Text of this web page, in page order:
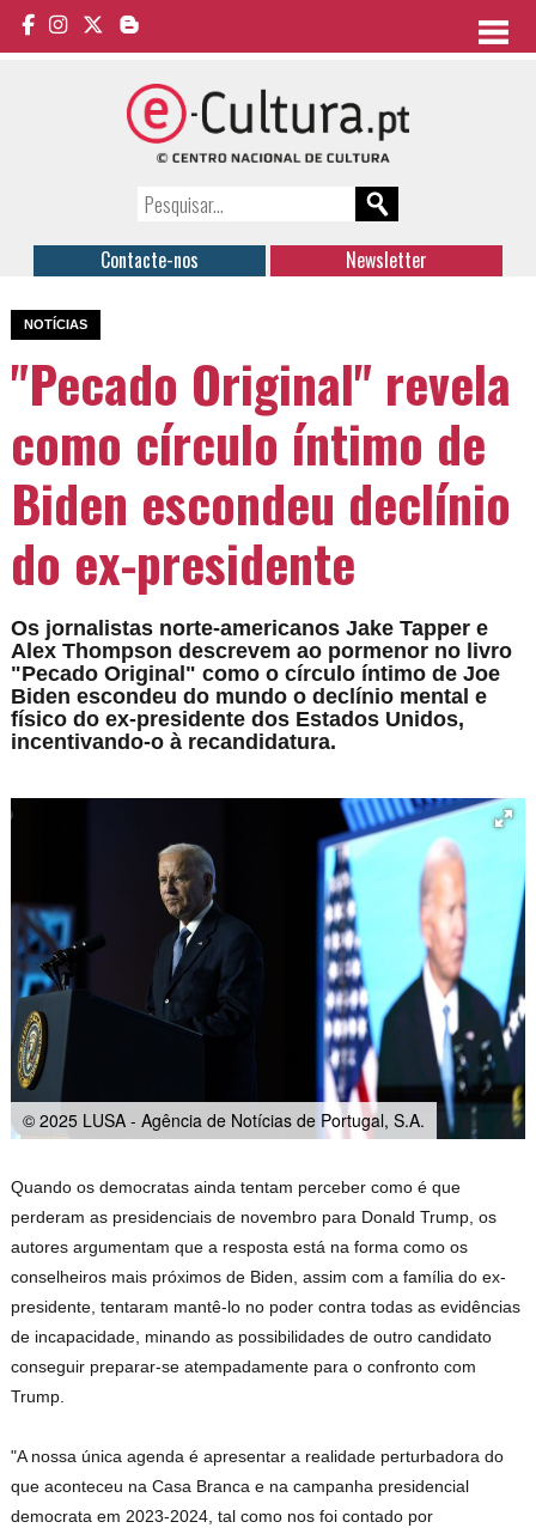
Contacte-nos Newsletter
NOTÍCIAS
"Pecado Original" revela
como círculo íntimo de
Biden escondeu declínio
do ex-presidente
Os jornalistas norte-americanos Jake Tapper e
Alex Thompson descrevem ao pormenor no livro
"Pecado Original" como o círculo íntimo de Joe
Biden escondeu do mundo o declínio mental e
físico do ex-presidente dos Estados Unidos,
incentivando-o à recandidatura.
© 2025 LUSA - Agência de Notícias de Portugal, S.A.
Quando os democratas ainda tentam perceber como é que
perderam as presidenciais de novembro para Donald Trump, os
autores argumentam que a resposta está na forma como os
conselheiros mais próximos de Biden, assim com a família do ex-
presidente, tentaram mantê-lo no poder contra todas as evidências
de incapacidade, minando as possibilidades de outro candidato
conseguir preparar-se atempadamente para o confronto com
Trump.
"A nossa única agenda é apresentar a realidade perturbadora do
que aconteceu na Casa Branca e na campanha presidencial
democrata em 2023-2024, tal como nos foi contado por